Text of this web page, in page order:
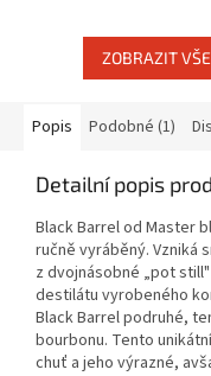
ZOBRAZIT
Popis Podobné (1)
Detailní popis
Black Barrel od Master
ručně vyráběný. Vzniká
z dvojnásobné „pot
destilátu vyrobeného
Black Barrel podruhé,
bourbonu. Tento
chuť a jeho výrazné,